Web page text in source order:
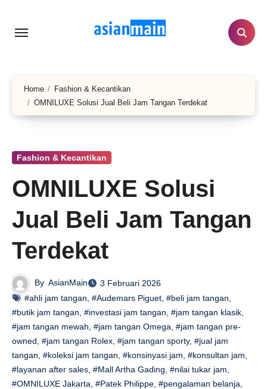
Home
Fashion & Kecantikan
OMNILUXE Solusi Jual Beli Jam Tangan Terdekat
Fashion & Kecantikan
OMNILUXE Solusi
Jual Beli Jam Tangan
Terdekat
By AsianMain
3 Februari 2026
#ahli jam tangan #Audemars Piguet #beli jam tangan
#butik jam tangan #investasi jam tangan #jam tangan klasik
#jam tangan mewah #jam tangan Omega #jam tangan pre-
owned #jam tangan Rolex #jam tangan sporty, #jual jam
tangan #koleksi jam tangan #konsinyasi jam #konsultan jam
#layanan after sales #Mall Artha Gading #nilai tukar jam
#OMNILUXE Jakarta #Patek Philippe #pengalaman belanja